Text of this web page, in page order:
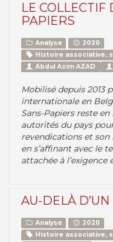
LE COLLECTIF
PAPIERS
Analyse
2020
Histoire associative,
Abdul Azim AZAD
Mobilisé depuis 2013
internationale en
Sans-Papiers reste
autorités du pays
revendications et son
en s’affinant avec le
attachée à
AU-DELÀ
Analyse
2020
Histoire associative,